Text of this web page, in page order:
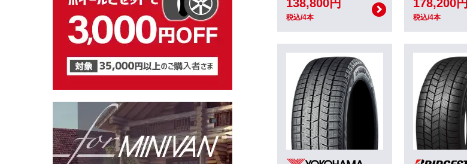
138,800円
税込/4本
178,200円
税込/4本